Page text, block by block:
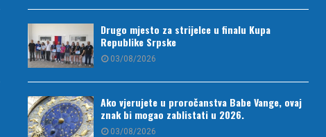
Drugo mjesto za strijelce u finalu Kupa
Republike Srpske
03/08/2026
Ako vjerujete u proročanstva Babe Vange, ovaj
znak bi mogao zablistati u 2026.
03/08/2026